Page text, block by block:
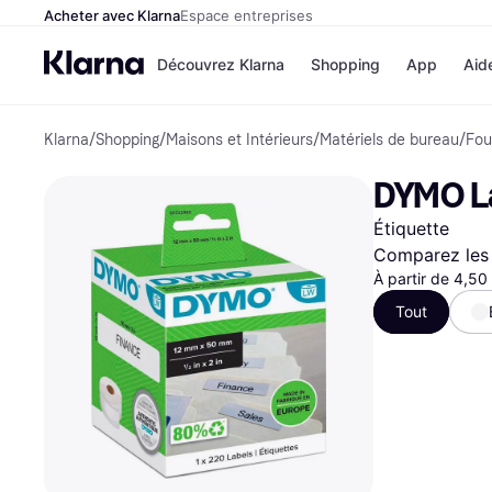
Acheter avec KlarnaEspace entreprises
Découvrez Klarna
Options de
paiement
Payer maintenant
Paiement en 3 fois
Paiement à 30 jours
Klarna sur Apple Pay
Shopping
Magasins
Airbnb
Temu
JD Sports
Voir tous les
App
Klarna/Shopping/Maisons et Intérieurs/Matériels de bureau/
DYMO
Étiquette
Comparez
À partir de 4,50
Tout